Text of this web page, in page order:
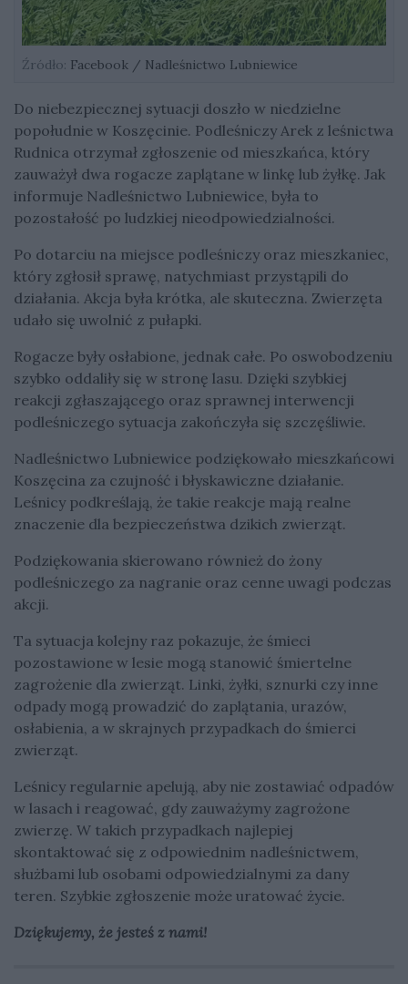
Źródło: Facebook / Nadleśnictwo Lubniewice
Do niebezpiecznej sytuacji doszło w niedzielne
popołudnie w Koszęcinie. Podleśniczy Arek z leśnictwa
Rudnica otrzymał zgłoszenie od mieszkańca, który
zauważył dwa rogacze zaplątane w linkę lub żyłkę. Jak
informuje Nadleśnictwo Lubniewice, była to
pozostałość po ludzkiej nieodpowiedzialności.
Po dotarciu na miejsce podleśniczy oraz mieszkaniec,
który zgłosił sprawę, natychmiast przystąpili do
działania. Akcja była krótka, ale skuteczna. Zwierzęta
udało się uwolnić z pułapki.
Rogacze były osłabione, jednak całe. Po oswobodzeniu
szybko oddaliły się w stronę lasu. Dzięki szybkiej
reakcji zgłaszającego oraz sprawnej interwencji
podleśniczego sytuacja zakończyła się szczęśliwie.
Nadleśnictwo Lubniewice podziękowało mieszkańcowi
Koszęcina za czujność i błyskawiczne działanie.
Leśnicy podkreślają, że takie reakcje mają realne
znaczenie dla bezpieczeństwa dzikich zwierząt.
Podziękowania skierowano również do żony
podleśniczego za nagranie oraz cenne uwagi podczas
akcji.
Ta sytuacja kolejny raz pokazuje, że śmieci
pozostawione w lesie mogą stanowić śmiertelne
zagrożenie dla zwierząt. Linki, żyłki, sznurki czy inne
odpady mogą prowadzić do zaplątania, urazów,
osłabienia, a w skrajnych przypadkach do śmierci
zwierząt.
Leśnicy regularnie apelują, aby nie zostawiać odpadów
w lasach i reagować, gdy zauważymy zagrożone
zwierzę. W takich przypadkach najlepiej
skontaktować się z odpowiednim nadleśnictwem,
służbami lub osobami odpowiedzialnymi za dany
teren. Szybkie zgłoszenie może uratować życie.
Dziękujemy, że jesteś z nami!